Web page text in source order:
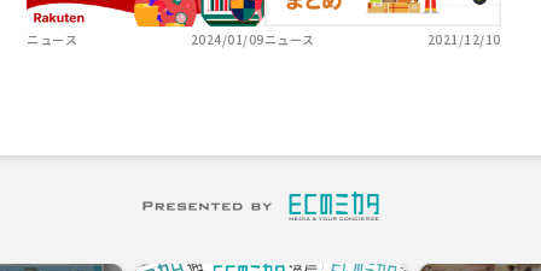
ニュース 2024/01/09ニュース 2021/12/10